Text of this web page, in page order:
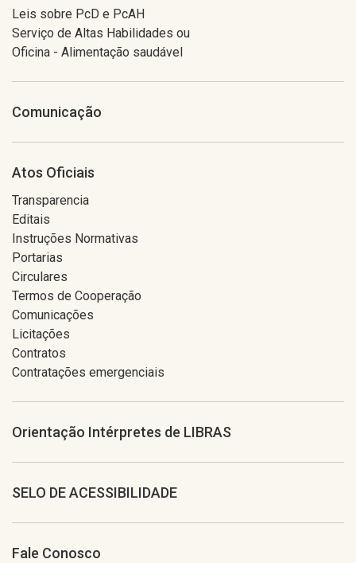
Leis sobre PcD e PcAH
Serviço de Altas Habilidades ou
Oficina - Alimentação saudável
Comunicação
Atos Oficiais
Transparencia
Editais
Instruções Normativas
Portarias
Circulares
Termos de Cooperação
Comunicações
Licitações
Contratos
Contratações emergenciais
Orientação Intérpretes de LIBRAS
SELO DE ACESSIBILIDADE
Fale Conosco